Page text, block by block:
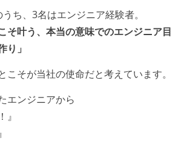
ィング規約をチーム全体で遵守するよ
ドには自動的にリグレッションテスト
境が構築されている
している
ち、3名はエンジニア経験者。
そ叶う、本当の意味でのエンジニア目
り」
こそが当社の使命だと考えています。
エンジニアから
』